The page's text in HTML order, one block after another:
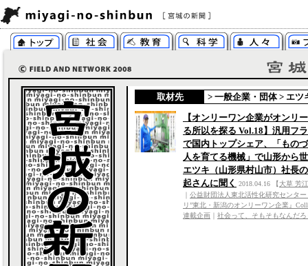
取材先 > 一般企業・団体> エツ
【オンリーワン企業がオンリ
る所以を探る Vol.18】汎用フ
で国内トップシェア、「もの
人を育てる機械」で山形から
エツキ（山形県村山市）社長
起さんに聞く
2018.04.16 【大草 芳江
公益財団法人東北活性化研究センター
リ”東北・新潟のオンリーワン企業』
連載企画
社会って、そもそもなんだろ